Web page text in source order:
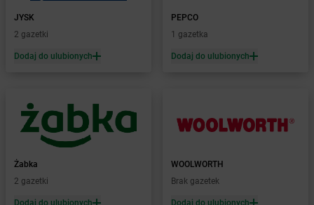
Żabka
Żabka Biedrusko
Żabka Bielany Wrocławskie
Żabka Bielsk Podlaski
Żabka Bielsko
Bielsko-Biała
Żabka
Żabka Bieruń
JYSK
2 gazetki
Dodaj do ulubionych
PEPCO
1 gazetka
Dodaj do ulubionych
Żabka
2 gazetki
Dodaj do ulubionych
WOOLWORTH
Brak gazetek
Dodaj do ulubionych